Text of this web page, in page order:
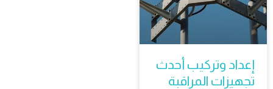
إعداد وتركيب أحدث
تجهيزات المراقبة